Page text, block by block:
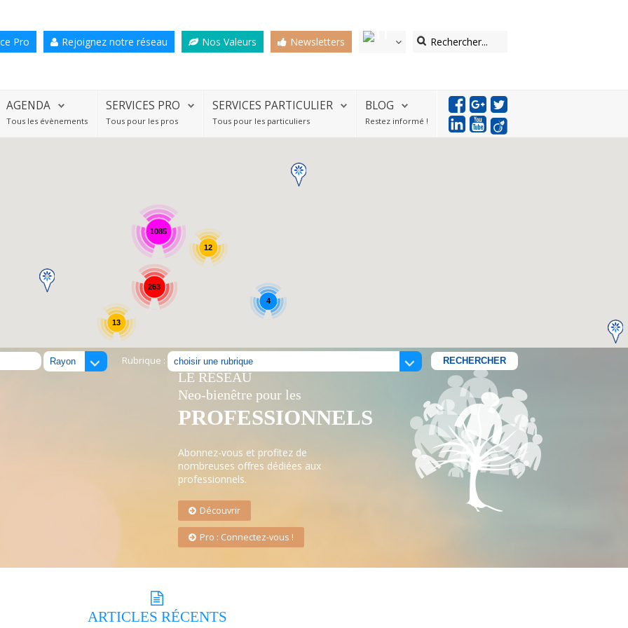
Pro Rejoignez notre réseau Nos Valeurs Newsletters
AGENDA
Tous les évènements
SERVICES PRO
Tous pour les pros
SERVICES PARTICULIER
Tous pour les particuliers
BLOG
Restez informé !
1085
13
263
4
12
Rubrique :
LE RÉSEAU
Neo-bienêtre pour les
PROFESSIONNELS
Abonnez-vous et profitez de
nombreuses offres dédiées aux
professionnels.
Découvrir
Pro : Connectez-vous !
ARTICLES RÉCENTS